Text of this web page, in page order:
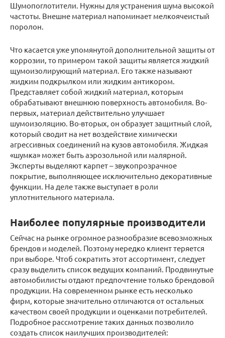
Шумопоглотители. Нужны для устранения шума высокой
частоты. Внешне материал напоминает мелкоячеистый
поролон.
Что касается уже упомянутой дополнительной защиты от
коррозии, то примером такой защиты является жидкий
щумоизолирующий материал. Его также называют
жидким подкрылком или жидким антикором.
Представляет собой жидкий материал, которым
обрабатывают внешнюю поверхность автомобиля. Во-
первых, материал действительно улучшает
шумоизоляцию. Во-вторых, он образует защитный слой,
который сводит на нет воздействие химически
агрессивных соединений на кузов автомобиля. Жидкая
«шумка» может быть аэрозольной или малярной.
Эксперты выделяют карпет – звукопрозрачное
покрытие, выполняющее исключительно декоративные
функции. На деле также выступает в роли
уплотнительного материала.
Наиболее популярные производители
Сейчас на рынке огромное разнообразие всевозможных
брендов и моделей. Поэтому нередко клиент теряется
при выборе. Чтоб сократить этот ассортимент, следует
сразу выделить список ведущих компаний. Продвинутые
автомобилисты отдают предпочтение только брендовой
продукции. На современном рынке есть несколько
фирм, которые значительно отличаются от остальных
качеством своей продукции и оценками потребителей.
Подробное рассмотрение таких данных позволило
создать список наилучших производителей: